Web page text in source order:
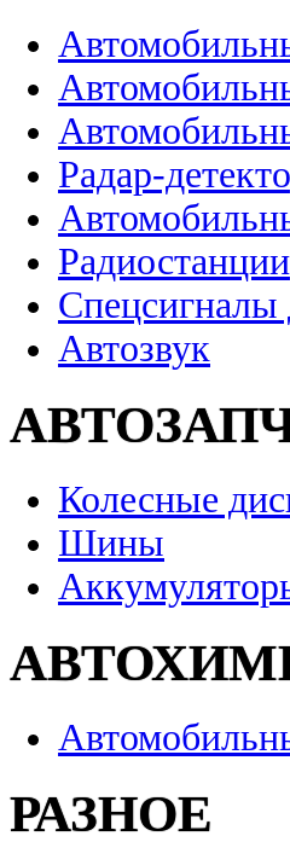
Радар-
Радиостанции
Спецсигналы
Автозвук
Колесные
Шины
РАЗНОЕ